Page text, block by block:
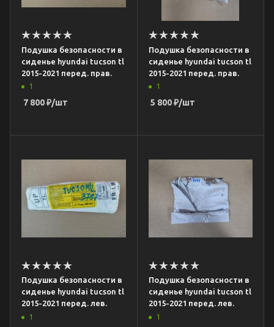
Подушка безопасности в
сиденье hyundai tucson tl
2015-2021 перед. прав.
1
7 800₽/шт
Подушка безопасности в
сиденье hyundai tucson tl
2015-2021 перед. прав.
1
5 800₽/шт
Подушка безопасности в
сиденье hyundai tucson tl
2015-2021 перед. лев.
1
Подушка безопасности в
сиденье hyundai tucson tl
2015-2021 перед. лев.
1